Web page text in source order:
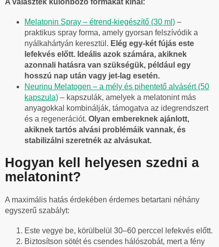
Melatonin Spray – étrend-kiegészítő (30 ml) –
praktikus spray forma, amely gyorsan felszívódik a
nyálkahártyán keresztül. Elég egy-két fújás este
lefekvés előtt. Ideális azok számára, akiknek
azonnali hatásra van szükségük, például egy
hosszú nap után vagy jet-lag esetén.
Neurinu Melatogen – a mély és pihentető alvásért (50
kapszula) – kapszulák, amelyek a melatonint más
anyagokkal kombinálják, támogatva az idegrendszert
és a regenerációt. Olyan embereknek ajánlott,
akiknek tartós alvási problémáik vannak, és
stabilizálni szeretnék az alvásukat.
Hogyan kell helyesen szedni a
melatonint?
A maximális hatás érdekében érdemes betartani néhány
egyszerű szabályt:
Este vegye be, körülbelül 30–60 perccel lefekvés előtt.
Biztosítson sötét és csendes hálószobát, mert a fény